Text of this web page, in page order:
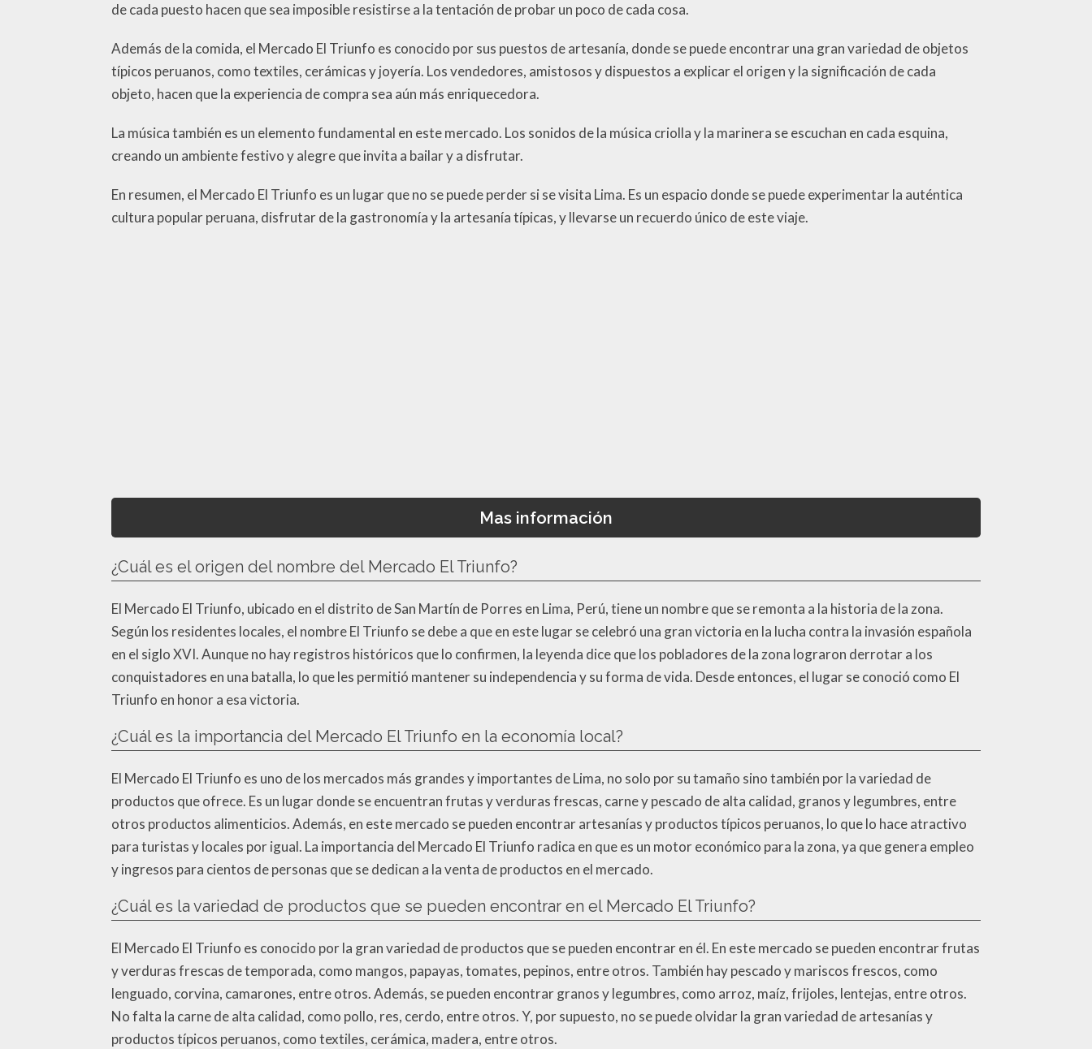
de cada puesto hacen que sea imposible resistirse a la tentación de probar un poco de cada cosa.
Además de la comida, el Mercado El Triunfo es conocido por sus puestos de artesanía, donde se puede encontrar una gran variedad de objetos
típicos peruanos, como textiles, cerámicas y joyería. Los vendedores, amistosos y dispuestos a explicar el origen y la significación de cada
objeto, hacen que la experiencia de compra sea aún más enriquecedora.
La música también es un elemento fundamental en este mercado. Los sonidos de la música criolla y la marinera se escuchan en cada esquina,
creando un ambiente festivo y alegre que invita a bailar y a disfrutar.
En resumen, el Mercado El Triunfo es un lugar que no se puede perder si se visita Lima. Es un espacio donde se puede experimentar la auténtica
cultura popular peruana, disfrutar de la gastronomía y la artesanía típicas, y llevarse un recuerdo único de este viaje.
Mas información
¿Cuál es el origen del nombre del Mercado El Triunfo?
El Mercado El Triunfo, ubicado en el distrito de San Martín de Porres en Lima, Perú, tiene un nombre que se remonta a la historia de la zona.
Según los residentes locales, el nombre El Triunfo se debe a que en este lugar se celebró una gran victoria en la lucha contra la invasión española
en el siglo XVI. Aunque no hay registros históricos que lo confirmen, la leyenda dice que los pobladores de la zona lograron derrotar a los
conquistadores en una batalla, lo que les permitió mantener su independencia y su forma de vida. Desde entonces, el lugar se conoció como El
Triunfo en honor a esa victoria.
¿Cuál es la importancia del Mercado El Triunfo en la economía local?
El Mercado El Triunfo es uno de los mercados más grandes y importantes de Lima, no solo por su tamaño sino también por la variedad de
productos que ofrece. Es un lugar donde se encuentran frutas y verduras frescas, carne y pescado de alta calidad, granos y legumbres, entre
otros productos alimenticios. Además, en este mercado se pueden encontrar artesanías y productos típicos peruanos, lo que lo hace atractivo
para turistas y locales por igual. La importancia del Mercado El Triunfo radica en que es un motor económico para la zona, ya que genera empleo
y ingresos para cientos de personas que se dedican a la venta de productos en el mercado.
¿Cuál es la variedad de productos que se pueden encontrar en el Mercado El Triunfo?
El Mercado El Triunfo es conocido por la gran variedad de productos que se pueden encontrar en él. En este mercado se pueden encontrar frutas
y verduras frescas de temporada, como mangos, papayas, tomates, pepinos, entre otros. También hay pescado y mariscos frescos, como
lenguado, corvina, camarones, entre otros. Además, se pueden encontrar granos y legumbres, como arroz, maíz, frijoles, lentejas, entre otros.
No falta la carne de alta calidad, como pollo, res, cerdo, entre otros. Y, por supuesto, no se puede olvidar la gran variedad de artesanías y
productos típicos peruanos, como textiles, cerámica, madera, entre otros.